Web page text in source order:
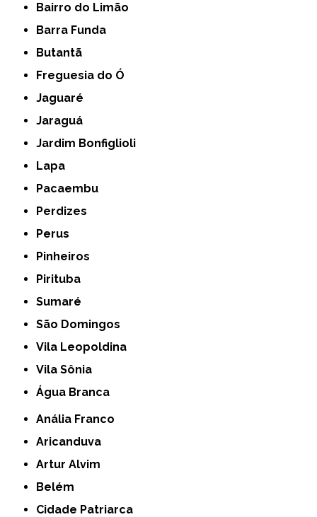
Bairro do Limão
Barra Funda
Butantã
Freguesia do Ó
Jaguaré
Jaraguá
Jardim Bonfiglioli
Lapa
Pacaembu
Perdizes
Perus
Pinheiros
Pirituba
Sumaré
São Domingos
Vila Leopoldina
Vila Sônia
Água Branca
Anália Franco
Aricanduva
Artur Alvim
Belém
Cidade Patriarca